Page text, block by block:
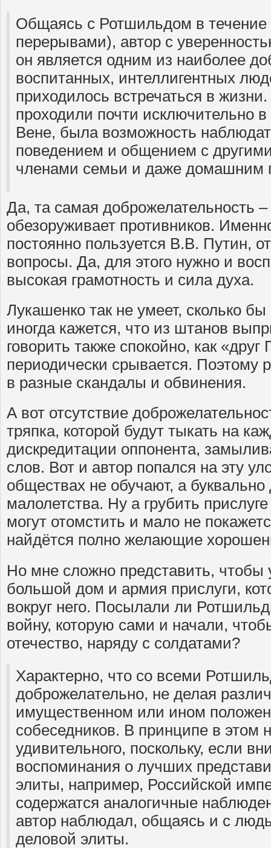
Общаясь с Ротшильдом в течение
перерывами), автор с
он является одним из наиболее
воспитанных, интеллигентных
приходилось встречаться в
проходили почти исключительно
Вене, была возможность
поведением и общением с
членами семьи и даже домашним
Да, та самая доброжелательность –
обезоруживает противников.
постоянно пользуется В.В. Путин,
вопросы. Да, для этого нужно и
высокая грамотность и сила духа.
Лукашенко так не умеет, сколько
иногда кажется, что из штанов
говорить также спокойно, как
периодически срывается. Поэтому
в разные скандалы и обвинения.
А вот отсутствие
тряпка, которой будут тыкать на
дискредитации оппонента,
слов. Вот и автор попался на эту
обществах не обучают, а буквально
малолетства. Ну а грубить
могут отомстить и мало не
найдётся полно желающие
Но мне сложно представить,
большой дом и армия прислуги,
вокруг него. Посылали ли
войну, которую сами и начали,
отечество, наряду с солдатами?
Характерно, что со всеми
доброжелательно, не делая
имущественном или ином
собеседников. В принципе в этом
удивительного, поскольку, если
воспоминания о лучших
элиты, например, Российской
содержатся аналогичные
автор наблюдал, общаясь и с
деловой элиты.